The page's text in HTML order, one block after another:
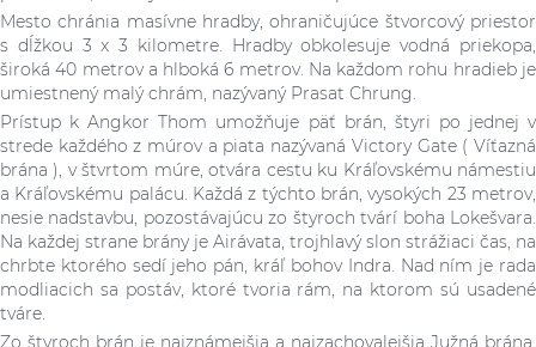
Mesto chránia masívne hradby, ohraničujúce štvorcový priestor
s dĺžkou 3 x 3 kilometre. Hradby obkolesuje vodná priekopa,
široká 40 metrov a hlboká 6 metrov. Na každom rohu hradieb je
umiestnený malý chrám, nazývaný Prasat Chrung.
Prístup k Angkor Thom umožňuje päť brán, štyri po jednej v
strede každého z múrov a piata nazývaná Victory Gate ( Víťazná
brána ), v štvrtom múre, otvára cestu ku Kráľovskému námestiu
a Kráľovskému palácu. Každá z týchto brán, vysokých 23 metrov,
nesie nadstavbu, pozostávajúcu zo štyroch tvárí boha Lokešvara.
Na každej strane brány je Airávata, trojhlavý slon strážiaci čas, na
chrbte ktorého sedí jeho pán, kráľ bohov Indra. Nad ním je rada
modliacich sa postáv, ktoré tvoria rám, na ktorom sú usadené
tváre.
Zo štyroch brán je najznámejšia a najzachovalejšia Južná brána.